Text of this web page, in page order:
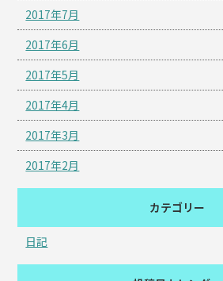
2017年7月
2017年6月
2017年5月
2017年4月
2017年3月
2017年2月
カテゴリー
日記